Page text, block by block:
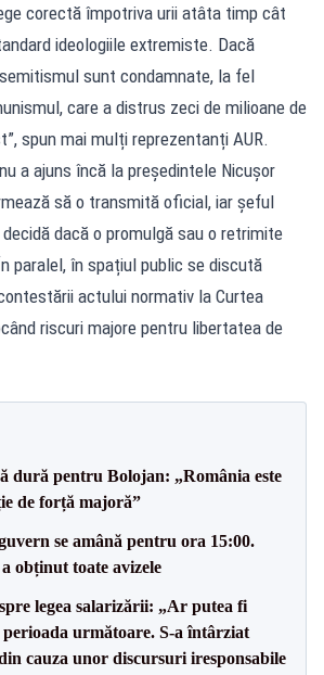
corectă împotriva urii atâta timp cât
ideologiile extremiste. Dacă
sunt condamnate, la fel
care a distrus zeci de milioane de
spun mai mulți reprezentanți AUR.
a ajuns încă la președintele Nicușor
să o transmită oficial, iar șeful
dacă o promulgă sau o retrimite
paralel, în spațiul public se discută
actului normativ la Curtea
riscuri majore pentru libertatea de
dură pentru Bolojan: „România este
de forță majoră”
se amână pentru ora 15:00.
obținut toate avizele
legea salarizării: „Ar putea fi
următoare. S-a întârziat
cauza unor discursuri iresponsabile